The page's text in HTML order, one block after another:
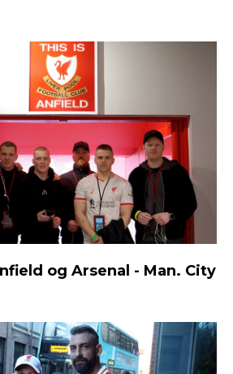
og Arsenal - Man. City